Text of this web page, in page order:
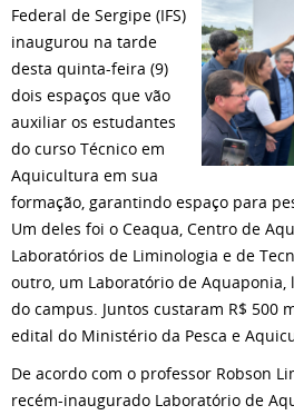
Federal de Sergipe (IFS)
inaugurou na tarde
desta quinta-feira (9)
dois espaços que vão
auxiliar os estudantes
do curso Técnico em
Aquicultura em sua
formação, garantindo espaço para
Um deles foi o Ceaqua, Centro de
Laboratórios de Liminologia e de
outro, um Laboratório de Aquaponia,
do campus. Juntos custaram R$ 500
edital do Ministério da Pesca e
De acordo com o professor Robson
recém-inaugurado Laboratório de